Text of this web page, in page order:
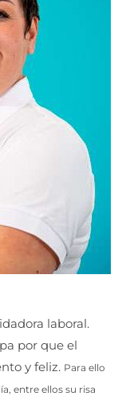
laboral.
por que el
y feliz. Para ello
entre ellos su risa